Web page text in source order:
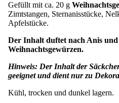
Gefüllt mit ca. 20 g
Zimtstangen, Sternanisstücke,
Apfelstücke.
Der Inhalt duftet nach Anis und
Weihnachtsgewürzen.
Hinweis: Der Inhalt der
geeignet und dient nur zu
Kühl, trocken und dunkel lagern.